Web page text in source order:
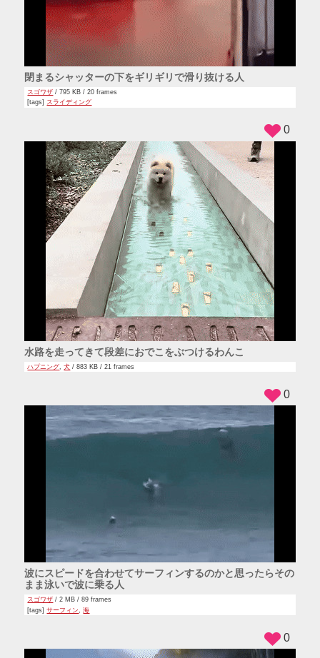
閉まるシャッターの下をギリギリで滑り抜ける人
スゴワザ / 795 KB / 20 frames
[tags] スライディング
水路を走ってきて段差におでこをぶつけるわんこ
ハプニング ,犬 / 883 KB / 21 frames
0
波にスピードを合わせてサーフィンするのかと思ったらその
まま泳いで波に乗る人
スゴワザ / 2 MB / 89 frames
[tags]サーフィン ,海
0
0